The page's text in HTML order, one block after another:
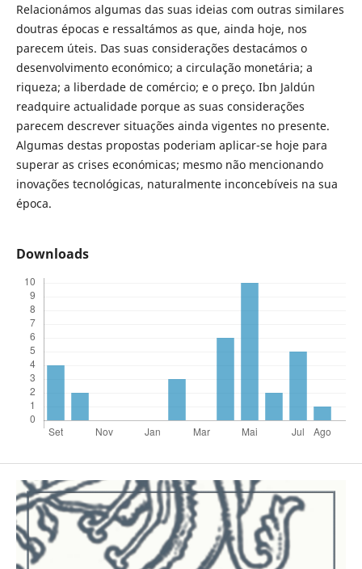
Relacionámos algumas das suas ideias com outras similares
doutras épocas e ressaltámos as que, ainda hoje, nos
parecem úteis. Das suas considerações destacámos o
desenvolvimento económico; a circulação monetária; a
riqueza; a liberdade de comércio; e o preço. Ibn Jaldún
readquire actualidade porque as suas considerações
parecem descrever situações ainda vigentes no presente.
Algumas destas propostas poderiam aplicar-se hoje para
superar as crises económicas; mesmo não mencionando
inovações tecnológicas, naturalmente inconcebíveis na sua
época.
Downloads